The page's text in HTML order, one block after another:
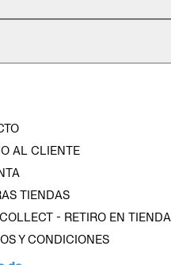
AL CLIENTE
TIENDAS
- RETIRO EN TIENDA
Y CONDICIONES